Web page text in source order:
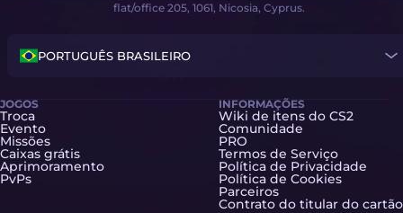
flat/office 205, 1061, Nicosia, Cyprus.
PORTUGUÊS BRASILEIRO
JOGOS
Troca
Evento
Missões
Caixas grátis
Aprimoramento
PvPs
INFORMAÇÕES
Wiki de itens do CS2
Comunidade
PRO
Termos de Serviço
Política de Privacidade
Política de Cookies
Parceiros
Contrato do titular do cartão